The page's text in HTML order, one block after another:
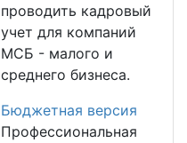
проводить кадровый
учет для компаний
МСБ - малого и
среднего бизнеса.
Бюджетная версия
Профессиональная